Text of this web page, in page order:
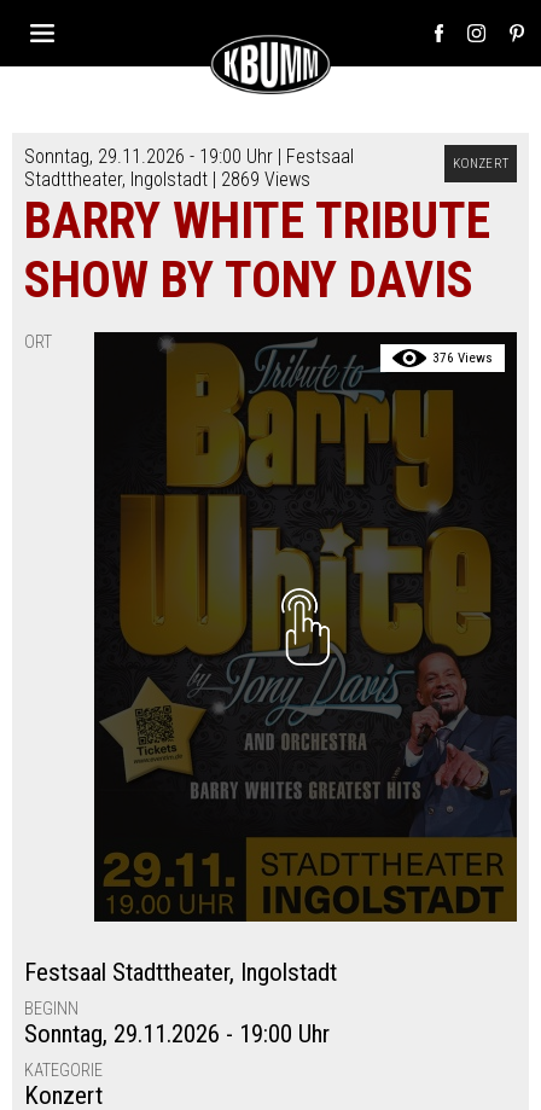
KONZERT
Sonntag, 29.11.2026 - 19:00 Uhr | Festsaal
Stadttheater, Ingolstadt | 2869 Views
BARRY WHITE TRIBUTE
SHOW BY TONY DAVIS
376 Views
ORT
Festsaal Stadttheater, Ingolstadt
BEGINN
Sonntag, 29.11.2026 - 19:00 Uhr
KATEGORIE
Konzert